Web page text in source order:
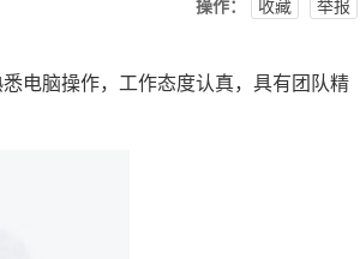
操作： 收藏 举报
电脑操作，工作态度认真，具有团队精